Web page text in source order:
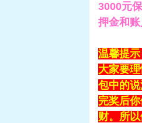
3000元
押金和
温馨提
大家要
包中的
完奖后
财。所